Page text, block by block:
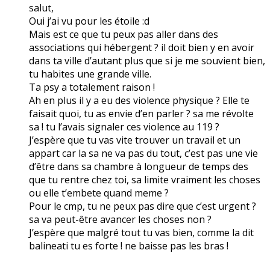
salut,
Oui j’ai vu pour les étoile :d
Mais est ce que tu peux pas aller dans des
associations qui hébergent ? il doit bien y en avoir
dans ta ville d’autant plus que si je me souvient bien,
tu habites une grande ville.
Ta psy a totalement raison !
Ah en plus il y a eu des violence physique ? Elle te
faisait quoi, tu as envie d’en parler ? sa me révolte
sa ! tu l’avais signaler ces violence au 119 ?
J’espère que tu vas vite trouver un travail et un
appart car la sa ne va pas du tout, c’est pas une vie
d’être dans sa chambre à longueur de temps des
que tu rentre chez toi, sa limite vraiment les choses
ou elle t’embete quand meme ?
Pour le cmp, tu ne peux pas dire que c’est urgent ?
sa va peut-être avancer les choses non ?
J’espère que malgré tout tu vas bien, comme la dit
balineati tu es forte ! ne baisse pas les bras !